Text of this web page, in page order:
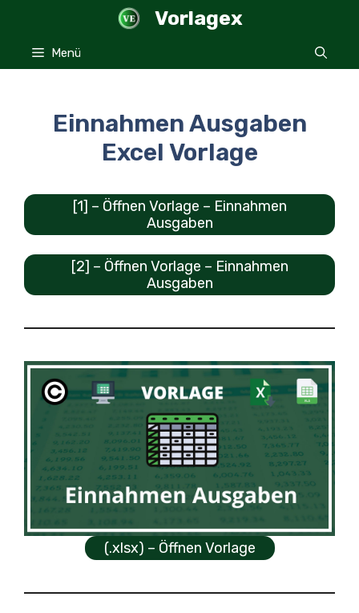
springen
Vorlagex
Menü
Einnahmen Ausgaben
Excel Vorlage
[1] – Öffnen Vorlage – Einnahmen
Ausgaben
[2] – Öffnen Vorlage – Einnahmen
Ausgaben
(.xlsx) – Öffnen Vorlage